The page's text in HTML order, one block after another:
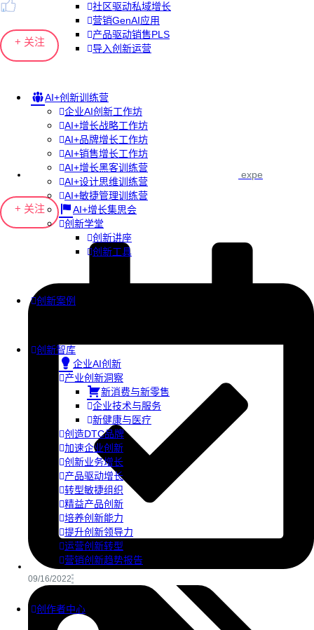
社区驱动私域增长
营销GenAI应用
产品驱动销售PLS
导入创新运营
AI+创新训练营
企业AI创新工作坊
AI+增长战略工作坊
AI+品牌增长工作坊
AI+销售增长工作坊
AI+增长黑客训练营
AI+设计思维训练营
AI+敏捷管理训练营
AI+增长集思会
创新学堂
创新讲座
创新工具
创新案例
创新智库
企业AI创新
产业创新洞察
新消费与新零售
企业技术与服务
新健康与医疗
创造DTC品牌
加速企业创新
创新业务增长
产品驱动增长
转型敏捷组织
精益产品创新
培养创新能力
提升创新领导力
运营创新转型
营销创新趋势报告
创作者中心
+ 关注
expe
+ 关注
09/16/2022